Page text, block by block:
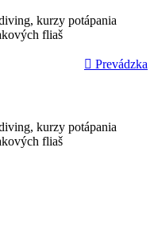
kurzy potápania
fliaš
 Prevádzka
kurzy potápania
fliaš